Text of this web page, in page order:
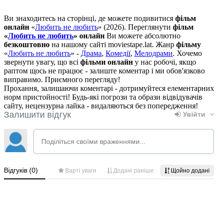
Ви знаходитесь на сторінці, де можете подивитися фільм
онлайн «Любить не любить» (2026). Переглянути фільм
«Любить не любить» онлайн Ви можете абсолютно
безкоштовно на нашому сайті moviestape.lat. Жанр фільму
«Любить не любить» - Драма, Комедії, Мелодрами. Хочемо
звернути увагу, що всі фільми онлайн у нас робочі, якщо
раптом щось не працює - залиште коментар і ми обов'язково
виправимо. Приємного перегляду!
Прохання, залишаючи коментарі - дотримуйтеся елементарних
норм пристойності! Будь-які погрози та образи відвідувачів
сайту, нецензурна лайка - видаляються без попередження!